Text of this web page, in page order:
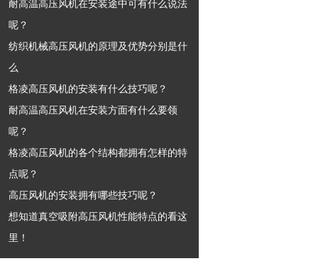
耐高温高压风机在安装途中可有什么说法
呢？
纺织机械高压风机的原理及优势分别是什
么
格凌高压风机的安装有什么技巧呢？
耐高温高压风机在安装方面有什么要领
呢？
格凌高压风机的各个结构都拥有怎样的特
点呢？
高压风机的安装拥有哪些技巧呢？
想知道真空吸附高压风机性能特点的看这
里！